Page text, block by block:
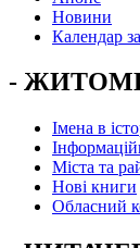
Новини
Календар
-
Імена в
Міста та
Нові книги
Обласний